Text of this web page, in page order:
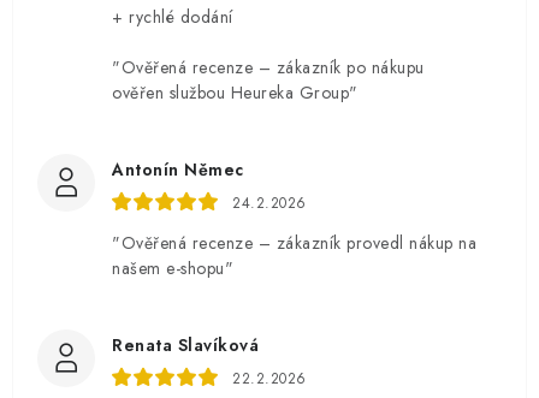
+ rychlé dodání
"Ověřená recenze – zákazník po nákupu
ověřen službou Heureka Group"
Antonín Němec
24.2.2026
"Ověřená recenze – zákazník provedl nákup na
našem e-shopu"
Renata Slavíková
22.2.2026